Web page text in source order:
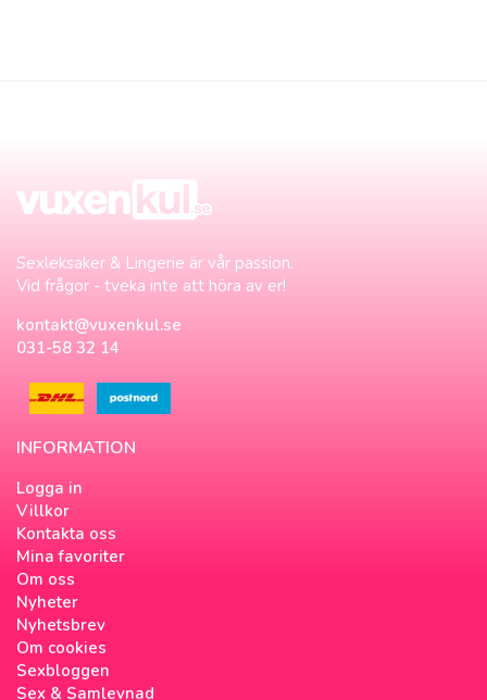
Sexleksaker & Lingerie är vår passion.
Vid frågor - tveka inte att höra av er!
kontakt@vuxenkul.se
031-58 32 14
INFORMATION
Logga in
Villkor
Kontakta oss
Mina favoriter
Om oss
Nyheter
Nyhetsbrev
Om cookies
Sexbloggen
Sex & Samlevnad